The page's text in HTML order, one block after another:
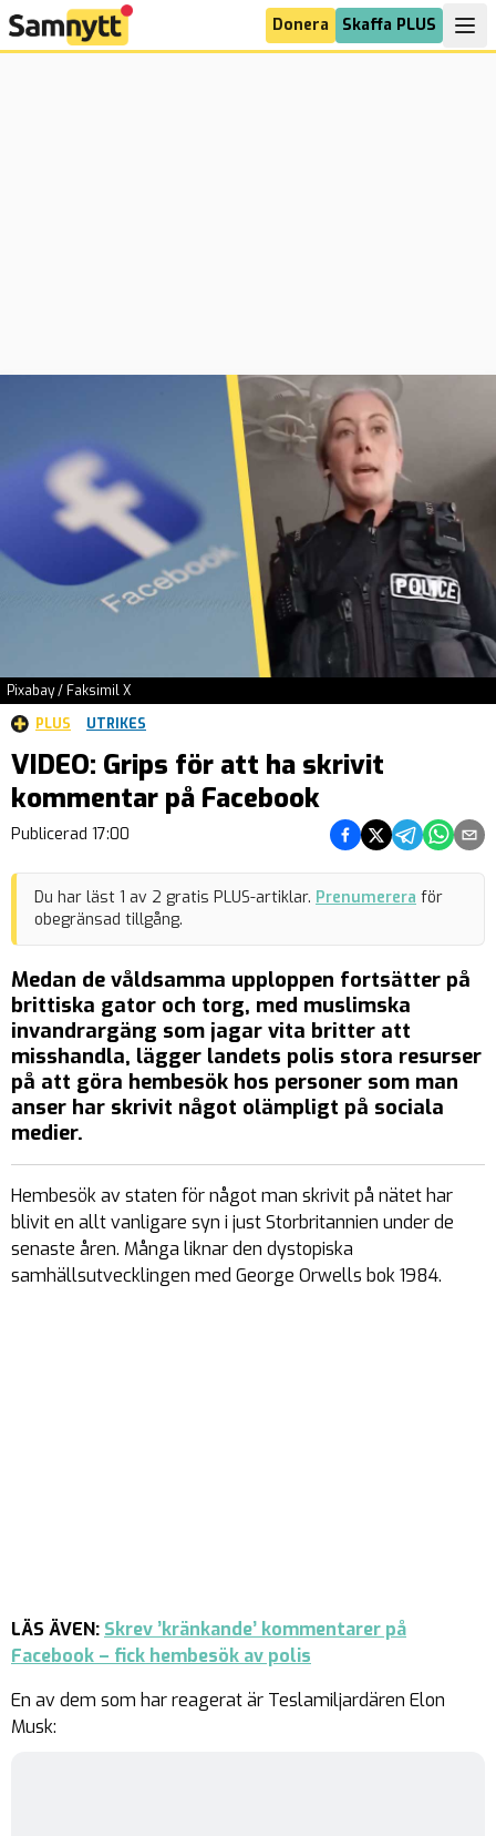
Donera Skaffa PLUS
Pixabay / Faksimil X
PLUS
UTRIKES
VIDEO: Grips för att ha skrivit
kommentar på Facebook
Publicerad 17:00 Dela på Facebook
Dela på Twitter
Dela påDela på
Dela
Du har läst 1 av 2 gratis PLUS-artiklar. Prenumerera för
obegränsad tillgång.
Medan de våldsamma upploppen fortsätter på
brittiska gator och torg, med muslimska
invandrargäng som jagar vita britter att
misshandla, lägger landets polis stora resurser
på att göra hembesök hos personer som man
anser har skrivit något olämpligt på sociala
medier.
Hembesök av staten för något man skrivit på nätet har
blivit en allt vanligare syn i just Storbritannien under de
senaste åren. Många liknar den dystopiska
samhällsutvecklingen med George Orwells bok 1984.
LÄS ÄVEN: Skrev ’kränkande’ kommentarer på
Facebook – fick hembesök av polis
En av dem som har reagerat är Teslamiljardären Elon
Musk: